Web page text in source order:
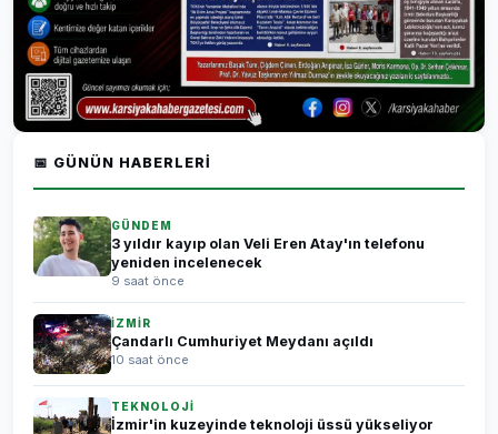
📅 GÜNÜN HABERLERI
GÜNDEM
3 yıldır kayıp olan Veli Eren Atay'ın telefonu
yeniden incelenecek
9 saat önce
İZMİR
Çandarlı Cumhuriyet Meydanı açıldı
10 saat önce
TEKNOLOJİ
İzmir'in kuzeyinde teknoloji üssü yükseliyor